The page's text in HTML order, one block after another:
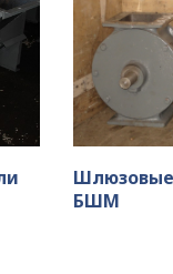
БШМ